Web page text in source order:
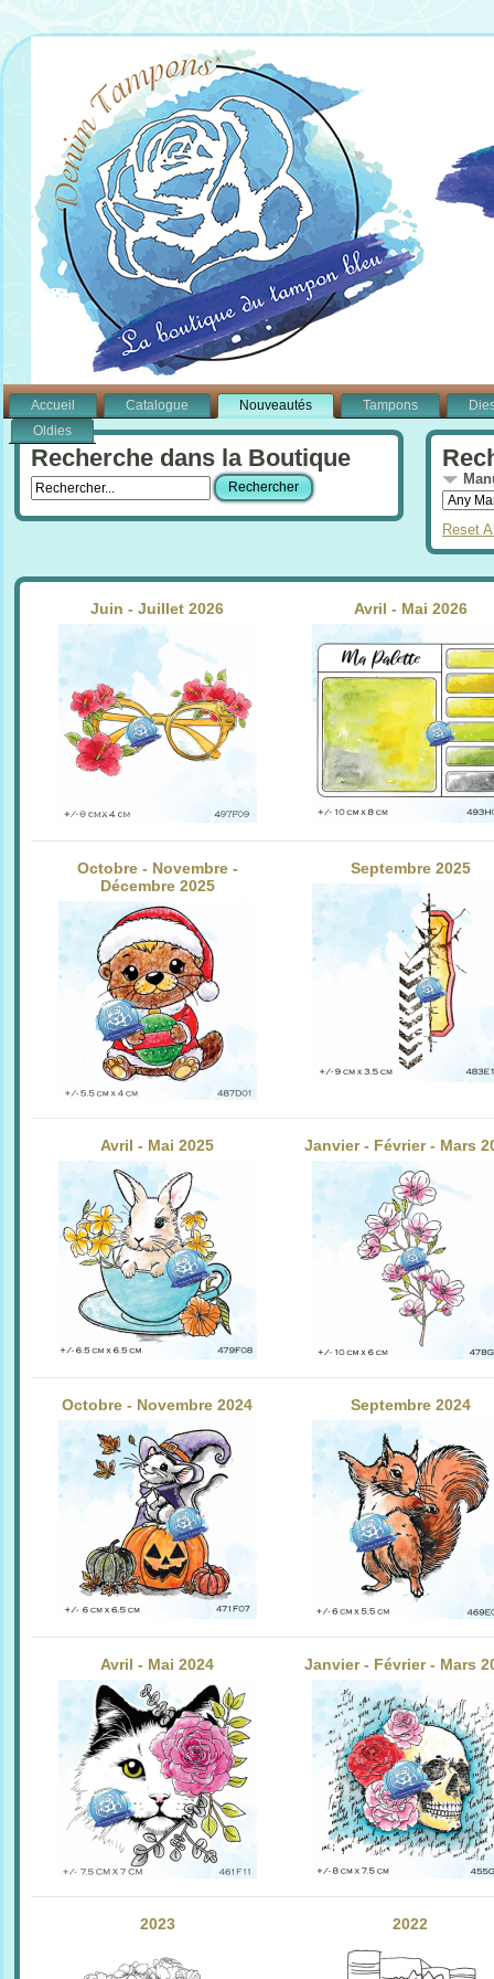
Accueil Catalogue Nouveautés Tampons
Oldies
Recherche dans la Boutique
Reset
Juin - Juillet 2026 Avril - Mai 2026
Octobre - Novembre -
Décembre 2025
Septembre 2025
Avril - Mai 2025 Janvier - Février - Mars
Octobre - Novembre 2024 Septembre 2024
Avril - Mai 2024 Janvier - Février - Mars
2023 2022